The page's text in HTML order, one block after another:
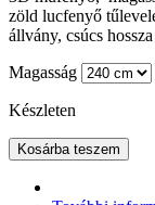
zöld lucfenyő
állvány, csúcs
Magasság
Készleten
Kosárba teszem